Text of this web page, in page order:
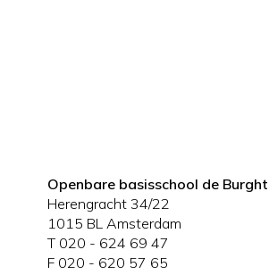
Openbare basisschool de Burght
Herengracht 34/22
1015 BL Amsterdam
T 020 - 624 69 47
F 020 - 620 57 65